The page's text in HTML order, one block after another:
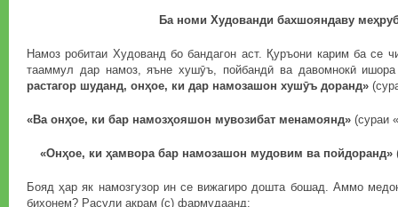
Ба номи Худованди бахшояндаву
Намоз робитаи Худованд бо бандагон аст. Қуръони карим ба се
тааммул дар намоз, яъне хушӯъ, пойбандӣ ва давомнокӣ
растагор шуданд, онҳое, ки дар намозашон хушӯъ доранд»
«Ва онҳое, ки бар намозҳояшон мувозибат менамоянд» (сураи
«Онҳое, ки ҳамвора бар намозашон мудовим ва пойдоранд»
Бояд ҳар як намозгузор ин се вижагиро дошта бошад. Аммо
бихонем? Расули акрам (с) фармудаанд: